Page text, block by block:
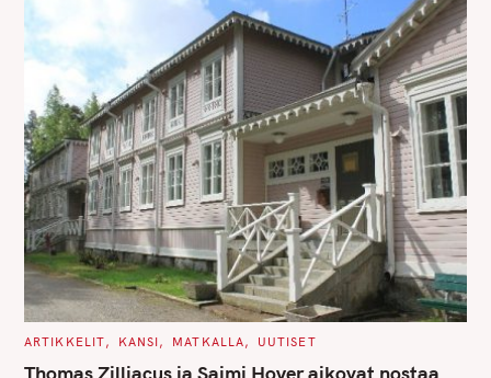
C
T
ARTIKKELIT KANSI MATKALLA UUTISET